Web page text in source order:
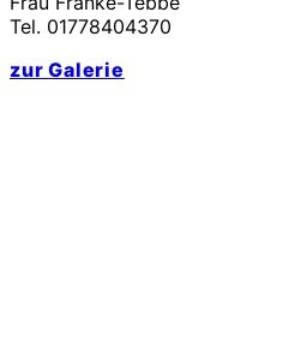
Tel. 01778404370
zur Galerie